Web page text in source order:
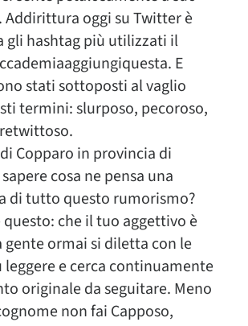
Addirittura oggi su Twitter è
gli hashtag più utilizzati il
E
stati sottoposti al vaglio
termini: slurposo, pecoroso,
Copparo in provincia di
cosa ne pensa una
di tutto questo rumorismo?
che il tuo aggettivo è
ormai si diletta con le
e cerca continuamente
originale da seguitare. Meno
non fai Capposo,